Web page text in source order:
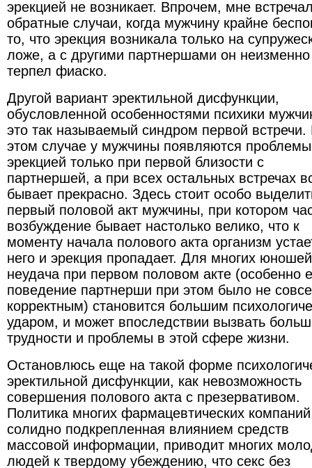
эрекцией не возникает. Впрочем, мне
обратные случаи, когда мужчину крайне
то, что эрекция возникала только на
ложе, а с другими партнершами он неизменно
терпел фиаско.
Другой вариант эректильной дисфункции,
обусловленной особенностями психики
это так называемый синдром первой встречи.
этом случае у мужчины появляются
эрекцией только при первой близости с
партнершей, а при всех остальных встречах
бывает прекрасно. Здесь стоит особо
первый половой акт мужчины, при котором
возбуждение бывает настолько велико, что к
моменту начала полового акта организм
него и эрекция пропадает. Для многих юношей
неудача при первом половом акте (особенно
поведение партнерши при этом было не
корректным) становится большим
ударом, и может впоследствии вызвать
трудности и проблемы в этой сфере жизни.
Остановлюсь еще на такой форме
эректильной дисфункции, как невозможность
совершения полового акта с презервативом.
Политика многих фармацевтических
солидно подкрепленная влиянием средств
массовой информации, приводит многих
людей к твердому убеждению, что секс без